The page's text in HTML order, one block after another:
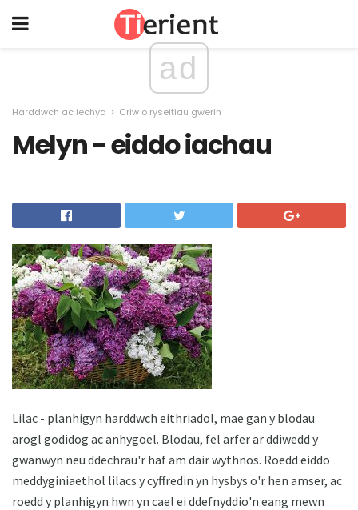
ad
Harddwch ac iechyd Criw o ryseitiau gwerin
Melyn - eiddo iachau
Lilac - planhigyn harddwch eithriadol, mae gan y blodau
arogl godidog ac anhygoel. Blodau, fel arfer ar ddiwedd y
gwanwyn neu ddechrau'r haf am dair wythnos. Roedd eiddo
meddyginiaethol lilacs y cyffredin yn hysbys o'r hen amser, ac
roedd y planhigyn hwn yn cael ei ddefnyddio'n eang mewn